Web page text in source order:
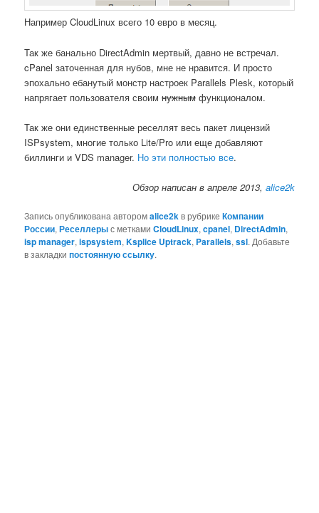
Например CloudLinux всего 10 евро в месяц.
Так же банально DirectAdmin мертвый, давно не встречал.
cPanel заточенная для нубов, мне не нравится. И просто
эпохально ебанутый монстр настроек Parallels Plesk, который
напрягает пользователя своимнужным функционалом.
Так же они единственные реселлят весь пакет лицензий
ISPsystem, многие только Lite/Pro или еще добавляют
биллинги и VDS manager. Но эти полностью все.
Обзор написан в апреле 2013, alice2k
Запись опубликована авторомalice2kв рубрикеКомпании
России,Реселлерыс меткамиCloudLinux,cpanel, DirectAdmin,
isp manager,ispsystem,Ksplice Uptrack, Parallels,ssl. Добавьте
в закладкипостоянную ссылку.